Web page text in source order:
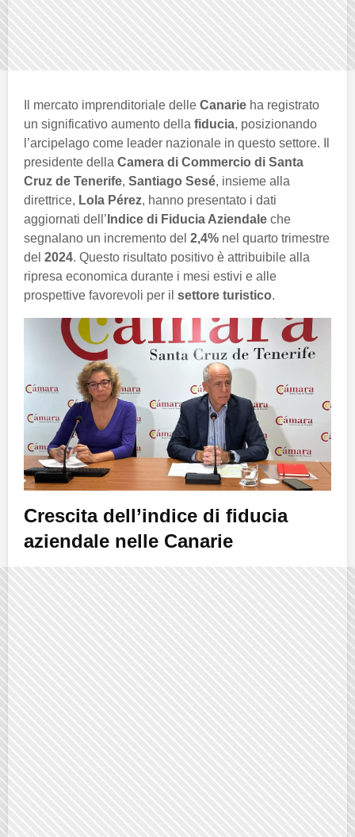
Il mercato imprenditoriale delle Canarie ha registrato
un significativo aumento della fiducia, posizionando
l’arcipelago come leader nazionale in questo settore. Il
presidente della Camera di Commercio di Santa
Cruz de Tenerife, Santiago Sesé, insieme alla
direttrice, Lola Pérez, hanno presentato i dati
aggiornati dell’ Indice di Fiducia Aziendale che
segnalano un incremento del 2,4% nel quarto trimestre
del 2024. Questo risultato positivo è attribuibile alla
ripresa economica durante i mesi estivi e alle
prospettive favorevoli per il settore turistico.
Crescita dell’indice di fiducia
aziendale nelle Canarie